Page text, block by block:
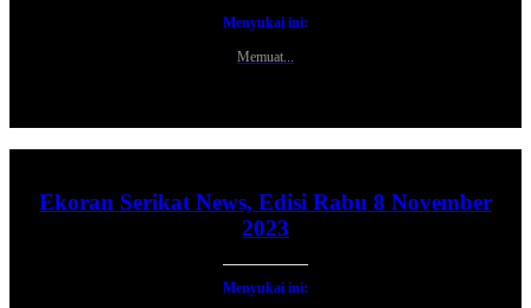
Menyukai ini:
Memuat...
Ekoran Serikat News, Edisi Rabu 8 November
2023
Menyukai ini: